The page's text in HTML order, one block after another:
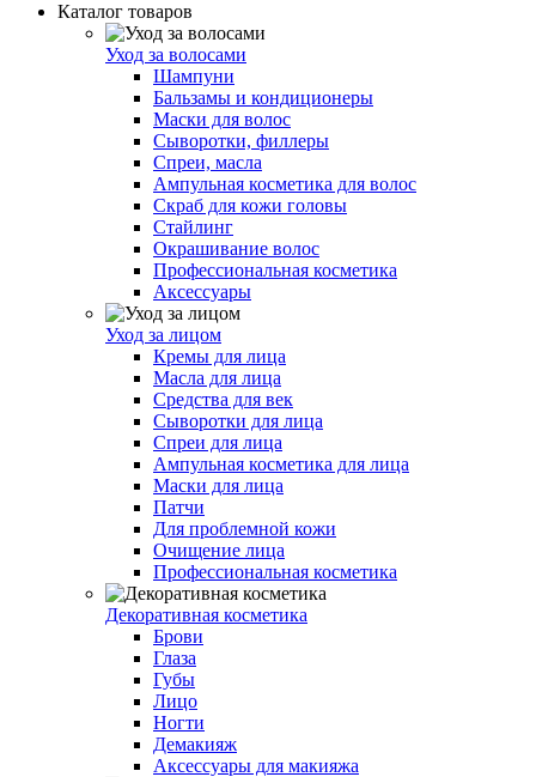
Каталог товаров
Уход за волосами
Шампуни
Бальзамы и кондиционеры
Маски для волос
Сыворотки, филлеры
Спреи, масла
Ампульная косметика для волос
Скраб для кожи головы
Стайлинг
Окрашивание волос
Профессиональная косметика
Аксессуары
Уход за лицом
Кремы для лица
Масла для лица
Средства для век
Сыворотки для лица
Спреи для лица
Ампульная косметика для лица
Маски для лица
Патчи
Для проблемной кожи
Очищение лица
Профессиональная косметика
Декоративная косметика
Брови
Глаза
Губы
Лицо
Ногти
Демакияж
Аксессуары для макияжа